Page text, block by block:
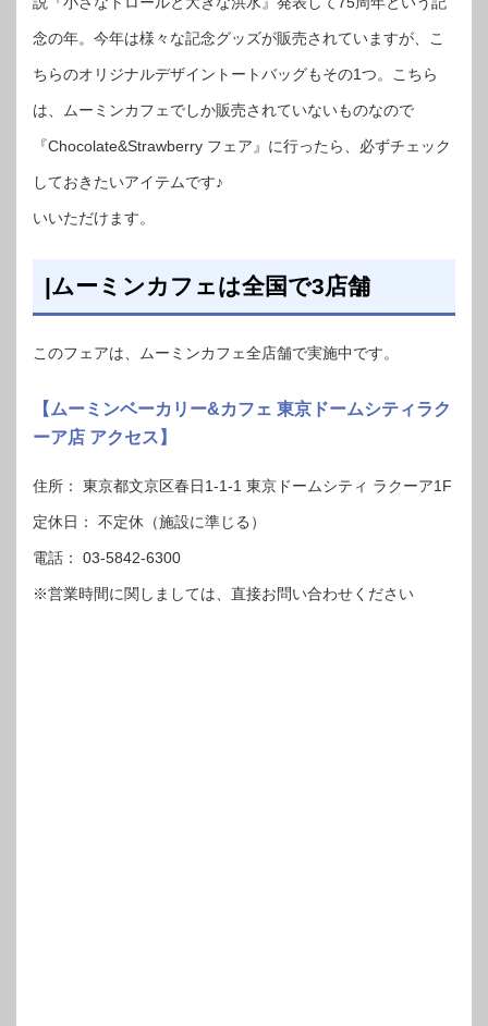
念の年。今年は様々な記念グッズが販売されていますが、こ
ちらのオリジナルデザイントートバッグもその1つ。こちら
は、ムーミンカフェでしか販売されていないものなので
『Chocolate&Strawberry フェア』に行ったら、必ずチェック
しておきたいアイテムです♪
いいただけます。
|ムーミンカフェは全国で3店舗
このフェアは、ムーミンカフェ全店舗で実施中です。
【ムーミンベーカリー&カフェ 東京ドームシティラク
ーア店 アクセス】
住所： 東京都文京区春日1-1-1 東京ドームシティ ラクーア1F
定休日： 不定休（施設に準じる）
電話： 03-5842-6300
※営業時間に関しましては、直接お問い合わせください